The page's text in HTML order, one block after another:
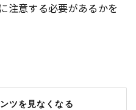
注意する必要があるかを
ツを見なくなる